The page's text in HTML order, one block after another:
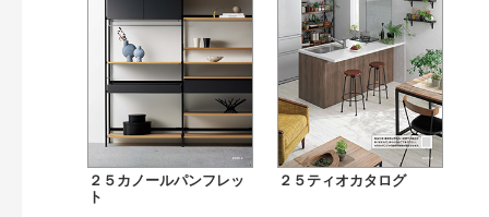
２５カノールパンフレッ
ト
２５ティオカタログ